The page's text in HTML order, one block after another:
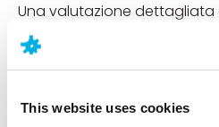
This website uses cookies
Una valutazione
all’operatore sanitario di
sperimentato corrisponde
già nota o se è presente
essere utile per